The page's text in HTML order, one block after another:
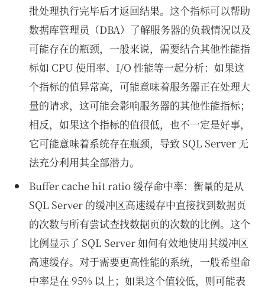
批处理执行完毕后才返回结果。这个指标可以帮助
数据库管理员（DBA）了解服务器的负载情况以及
可能存在的瓶颈，一般来说，需要结合其他性能指
标如 CPU 使用率、I/O 性能等一起分析：如果这
个指标的值异常高，可能意味着服务器正在处理大
量的请求，这可能会影响服务器的其他性能指标；
相反，如果这个指标的值很低，也不一定是好事，
它可能意味着系统存在瓶颈，导致 SQL Server 无
法充分利用其全部潜力。
Buffer cache hit ratio 缓存命中率：衡量的是从
SQL Server 的缓冲区高速缓存中直接找到数据页
的次数与所有尝试查找数据页的次数的比例。这个
比例显示了 SQL Server 如何有效地使用其缓冲区
高速缓存。对于需要更高性能的系统，一般希望命
中率是在 95% 以上；如果这个值较低，则可能表